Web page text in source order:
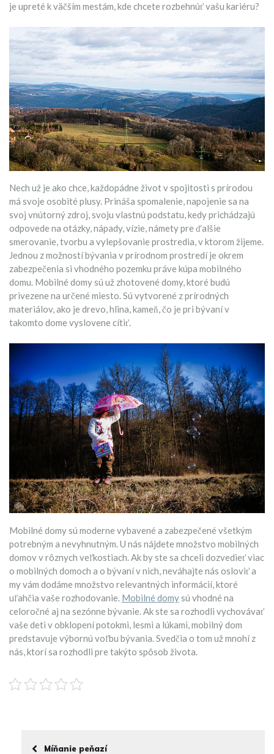
je upreté k väčším mestám, kde chcete rozbehnúť vašu kariéru?
Nech už je ako chce, každopádne život v spojitosti s prírodou
má svoje osobité plusy. Prináša spomalenie, napojenie sa na
svoj vnútorný zdroj, svoju vlastnú podstatu, kedy prichádzajú
odpovede na otázky, nápady, vízie, námety pre ďalšie
smerovanie, tvorbu a vylepšovanie prostredia, v ktorom žijeme.
Jednou z možností bývania v prírodnom prostredí je okrem
zabezpečenia si vhodného pozemku práve kúpa mobilného
domu. Mobilné domy sú už zhotovené domy, ktoré budú
privezene na určené miesto. Sú vytvorené z prírodných
materiálov, ako je drevo, hlina, kameň, čo je pri bývaní v
takomto dome vyslovene cítiť.
Mobilné domy sú moderne vybavené a zabezpečené všetkým
potrebným a nevyhnutným.U nás nájdete množstvo mobilných
domov v rôznych veľkostiach. Ak by ste sa chceli dozvedieť viac
o mobilných domoch a o bývaní v nich, neváhajte nás osloviť a
my vám dodáme množstvo relevantných informácií, ktoré
uľahčia vaše rozhodovanie. Mobilné domysú vhodné na
celoročné aj na sezónne bývanie. Ak ste sa rozhodli vychovávať
vaše deti v obklopení potokmi, lesmi a lúkami, mobilný dom
predstavuje výbornú voľbu bývania. Svedčia o tom už mnohí z
nás, ktorí sa rozhodli pre takýto spôsob života.
Míňanie peňazí